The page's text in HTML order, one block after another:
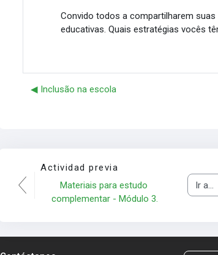
Convido todos a compartilharem
educativas. Quais estratégias vocês
◀︎ Inclusão na escola
Actividad previa
Materiais para estudo
complementar - Módulo 3.
Ir a...